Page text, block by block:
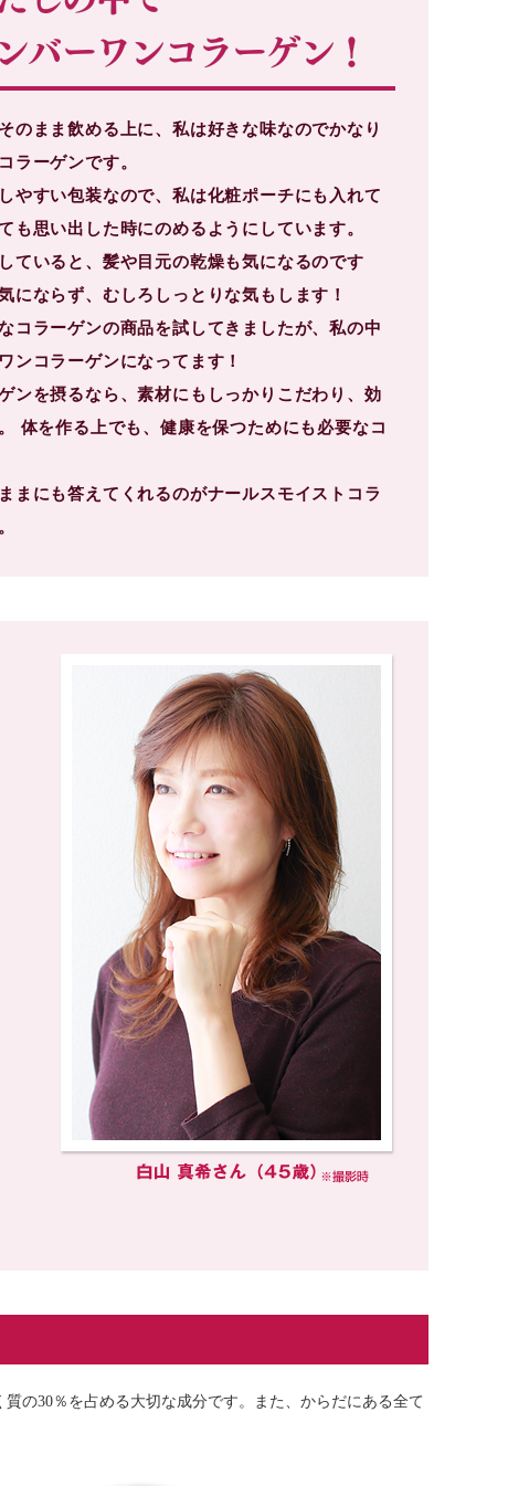
のまま飲める上に、私は好きな味なのでかなり
ラーゲンです。
やすい包装なので、私は化粧ポーチにも入れて
も思い出した時にのめるようにしています。
ていると、髪や目元の乾燥も気になるのです
にならず、むしろしっとりな気もします！
コラーゲンの商品を試してきましたが、私の中
ンコラーゲンになってます！
ンを摂るなら、素材にもしっかりこだわり、効
体を作る上でも、健康を保つためにも必要なコ
まにも答えてくれるのがナールスモイストコラ
の30％を占める大切な成分です。また、からだにある全て